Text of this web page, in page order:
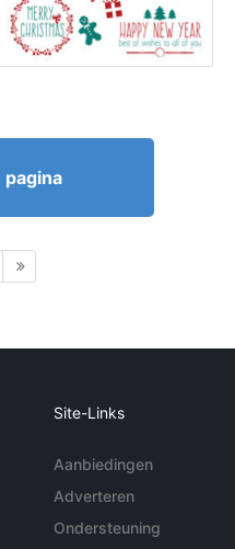
Site-Links
Aanbiedingen
Adverteren
Ondersteuning